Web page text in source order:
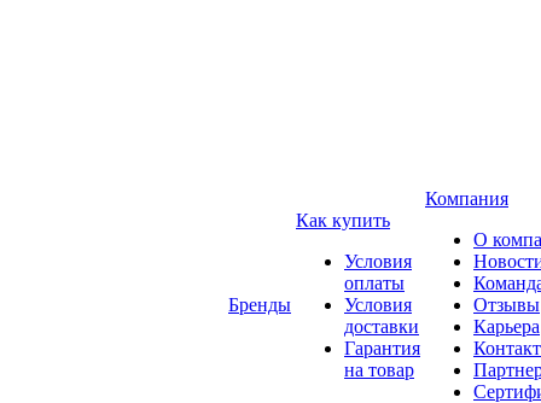
Бренды
Как купить
Условия
оплаты
Условия
доставки
Гарантия
на товар
Компания
О
Отзывы
Карьера